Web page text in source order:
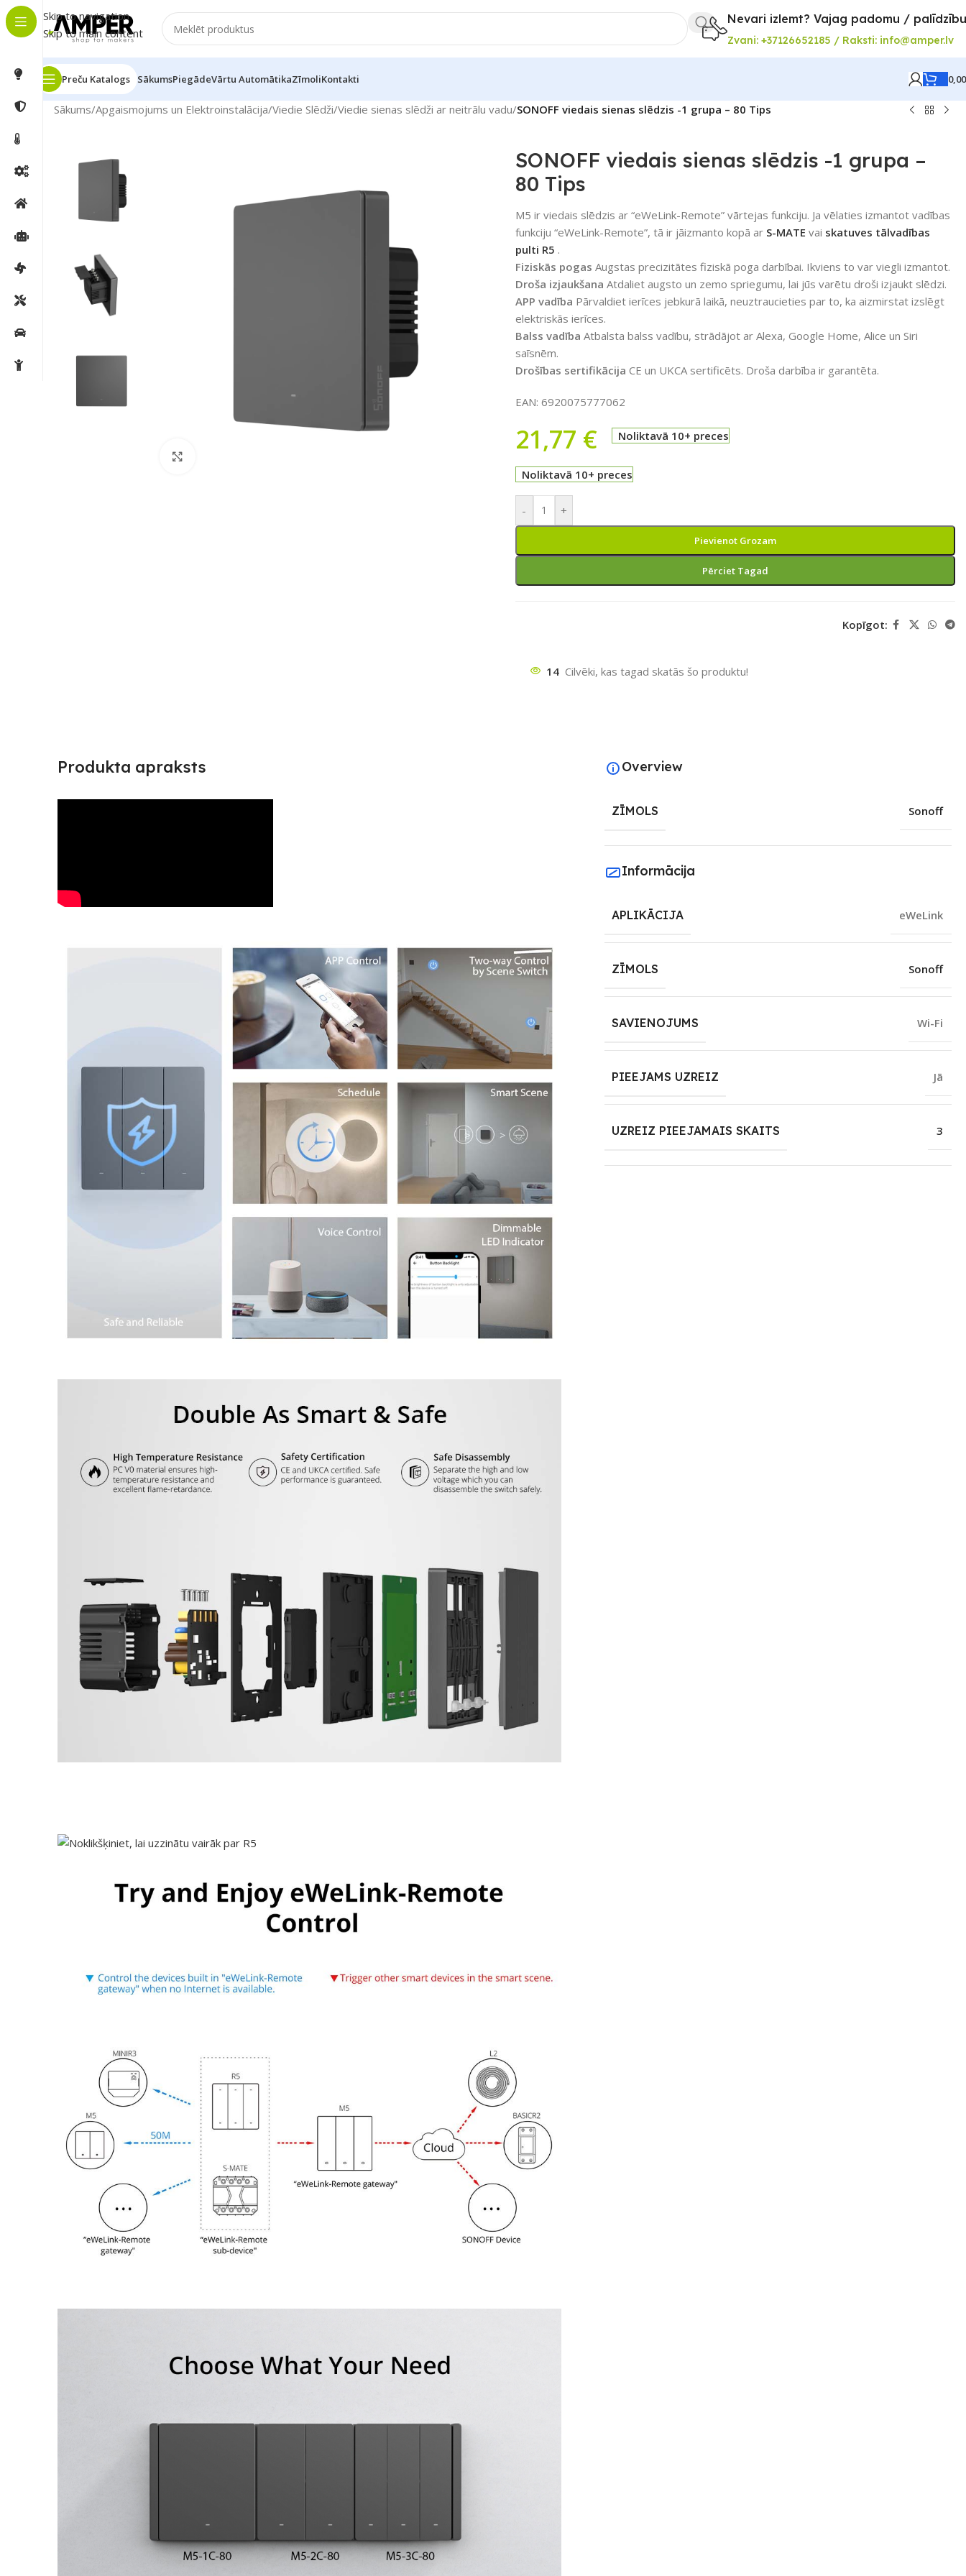
Skip to navigation
Skip to main content
Nevari izlemt? Vajag padomu /
Zvani: +37126652185 / Raksti: info@amper.lv
Preču Katalogs SākumsPiegādeVārtu AutomātikaZīmoliKontakti
Sākums/Apgaismojums un Elektroinstalācija/Viedie Slēdži/Viedie sienas slēdži ar neitrālu vadu/SONOFF viedais sienas slēdzis -1 grupa – 80 Tips
SONOFF viedais sienas slēdzis -1 grupa –
80 Tips
M5 ir viedais slēdzis ar “eWeLink-Remote” vārtejas funkciju. Ja vēlaties izmantot vadības
funkciju “eWeLink-Remote”, tā ir jāizmanto kopā ar S-MATE vai skatuves tālvadības
pulti R5 .
Fiziskās pogas Augstas precizitātes fiziskā poga darbībai. Ikviens to var viegli izmantot.
Droša izjaukšana Atdaliet augsto un zemo spriegumu, lai jūs varētu droši izjaukt slēdzi.
APP vadība Pārvaldiet ierīces jebkurā laikā, neuztraucieties par to, ka aizmirstat izslēgt
elektriskās ierīces.
Balss vadība Atbalsta balss vadību, strādājot ar Alexa, Google Home, Alice un Siri
saīsnēm.
Drošības sertifikācija CE un UKCA sertificēts. Droša darbība ir garantēta.
EAN: 6920075777062
21,77 € Noliktavā 10+ preces
Noliktavā 10+ preces
- +
Pievienot Grozam
Pērciet Tagad
Kopīgot:
14 Cilvēki, kas tagad skatās šo produktu!
Produkta apraksts Overview
ZĪMOLS Sonoff
Informācija
APLIKĀCIJA eWeLink
ZĪMOLS Sonoff
SAVIENOJUMS Wi-Fi
PIEEJAMS UZREIZ Jā
UZREIZ PIEEJAMAIS SKAITS 3